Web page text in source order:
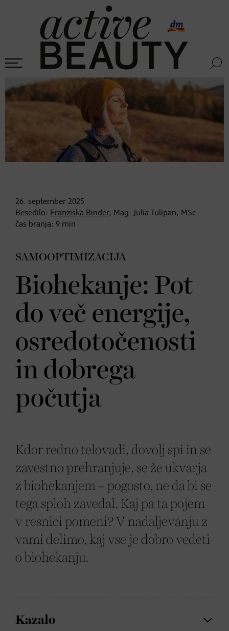
26. september 2025
Besedilo: Franziska Binder, Mag. Julia Tulipan, MSc.
čas branja: 9 min
SAMOOPTIMIZACIJA
Biohekanje: Pot
do več energije,
osredotočenosti
in dobrega
počutja
Kdor redno telovadi, dovolj spi in se
zavestno prehranjuje, se že ukvarja
z biohekanjem – pogosto, ne da bi se
tega sploh zavedal. Kaj pa ta pojem
v resnici pomeni? V nadaljevanju z
vami delimo, kaj vse je dobro vedeti
o biohekanju.
Kazalo